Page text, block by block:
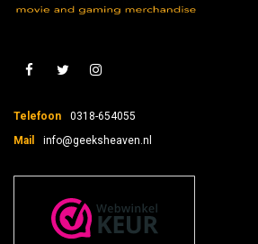
Telefoon
0318-654055
Mail
info@geeksheaven.nl